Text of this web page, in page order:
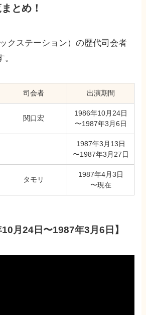
とめ！
クステーション）の歴代司会者
司会者 出演期間
関口宏
1986年10月24日
〜1987年3月6日
1987年3月13日
〜1987年3月27日
タモリ
1987年4月3日
〜現在
月24日〜1987年3月6日】